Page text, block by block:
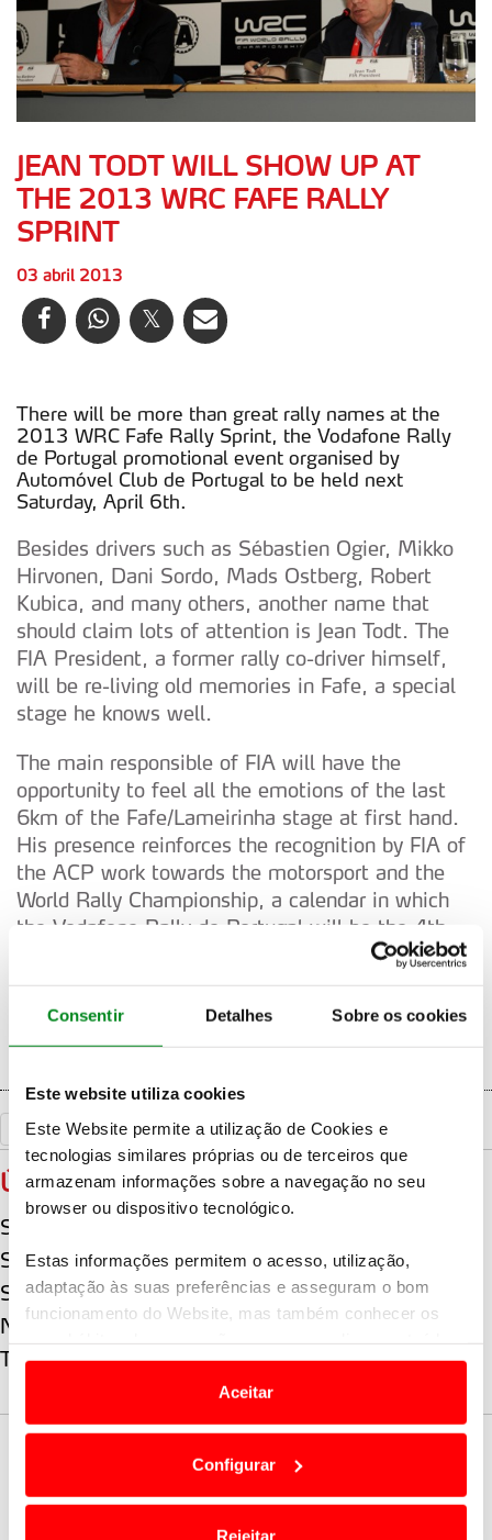
Consentir Detalhes Sobre os cookies
Este website utiliza cookies
Este Website permite a utilização de Cookies e
tecnologias similares próprias ou de terceiros que
armazenam informações sobre a navegação no seu
browser ou dispositivo tecnológico.
Estas informações permitem o acesso, utilização,
adaptação às suas preferências e asseguram o bom
funcionamento do Website, mas também conhecer os
e anúncios de modo a promover produtos e/ou serviços.
Em alguns casos, a utilização destas tecnologias
termos e a todo o tempo as suas preferências e limitando
o acesso a informações durante a navegação no
Aceitar
Configurar
Rejeitar
JEAN TODT WILL SHOW UP AT
THE 2013 WRC FAFE RALLY
SPRINT
03 abril 2013
There will be more than great rally names at the
2013 WRC Fafe Rally Sprint, the Vodafone Rally
de Portugal promotional event organised by
Automóvel Club de Portugal to be held next
Saturday, April 6th.
Besides drivers such as Sébastien Ogier, Mikko
Hirvonen, Dani Sordo, Mads Ostberg, Robert
Kubica, and many others, another name that
should claim lots of attention is Jean Todt. The
FIA President, a former rally co-driver himself,
will be re-living old memories in Fafe, a special
stage he knows well.
The main responsible of FIA will have the
opportunity to feel all the emotions of the last
6km of the Fafe/Lameirinha stage at first hand.
His presence reinforces the recognition by FIA of
the ACP work towards the motorsport and the
World Rally Championship, a calendar in which
the Vodafone Rally de Portugal will be the 4th
round of the year, taking drivers and cars to run
across the Baixo Alentejo, Algarve and Lisbon
from April 11th to the 14th.
Voltar
ÚLTIMAS
Sami Pajari alcança 2ª vitória consecutiva no WRC
Sami Pajari alcança primeira vitória no WRC
Sébastien Ogier senhor da Acrópole vence na Grécia
No Japão quem manda é a Toyota
Thierry Neuville vence Vodafone Rally de Portugal